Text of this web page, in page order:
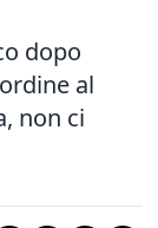
dopo
al
non ci